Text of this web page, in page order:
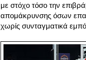
με στόχο τόσο την
απομάκρυνσης όσων
χωρίς συνταγματικά